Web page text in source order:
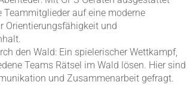
Teammitglieder auf eine moderne
Orientierungsfähigkeit und
den Wald: Ein spielerischer Wettkampf,
Teams Rätsel im Wald lösen. Hier sind
und Zusammenarbeit gefragt.